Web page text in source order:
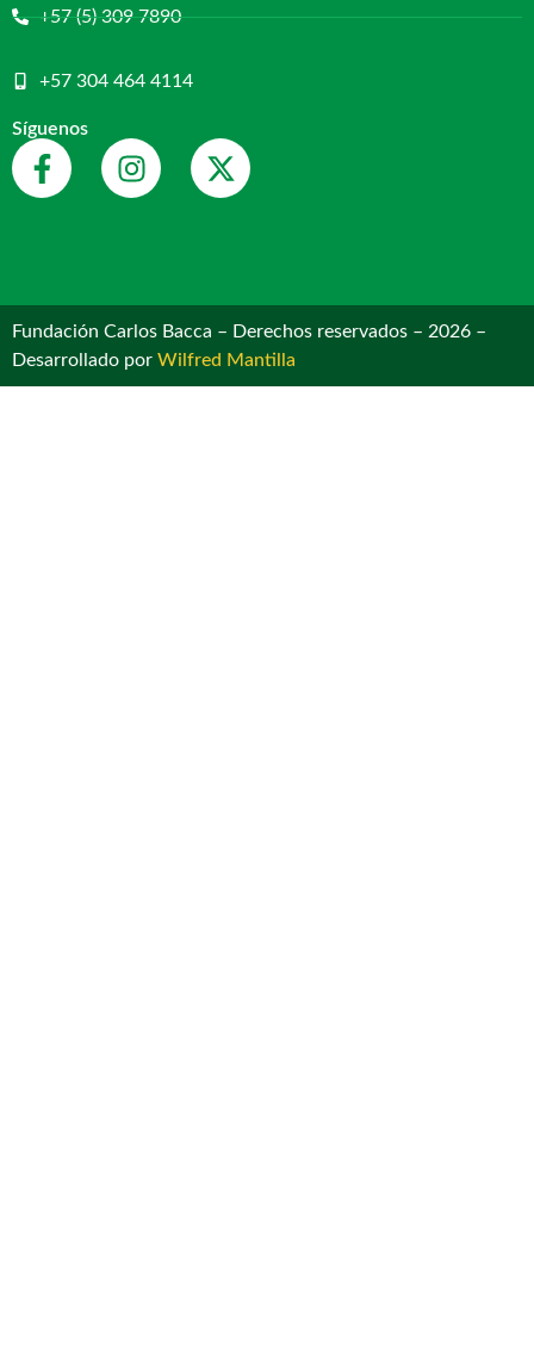
+57 (5) 309 7890
+57 304 464 4114
Síguenos
Fundación Carlos Bacca – Derechos reservados – 2026 –
Desarrollado por Wilfred Mantilla